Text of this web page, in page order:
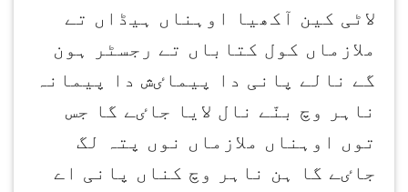
لاٹی کین آکھیا اوہناں ہیڈاں تے
ملازماں کول کتاباں تے رجسٹر ہون
گے نالے پانی دا پیماٸش دا پیمانہ
ناہر وچ بنّے نال لایا جاٸے گا جس
توں اوہناں ملازماں نوں پتہ لگ
جاٸے گا ہن ناہر وچ کناں پانی اے